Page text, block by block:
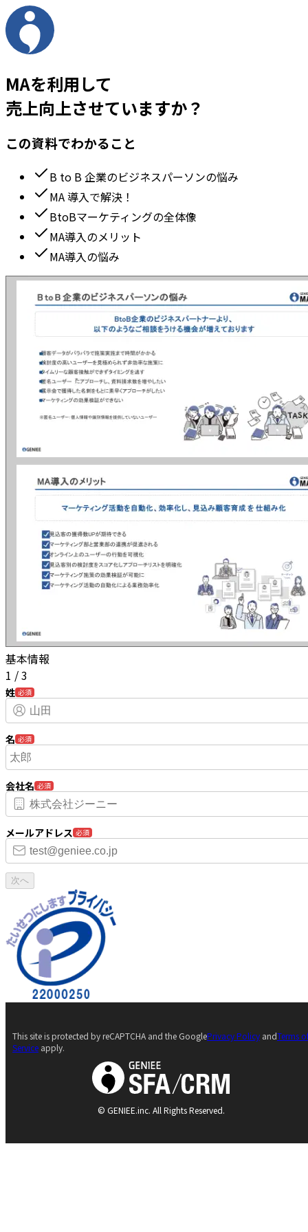
MAを利用して
売上向上させていますか？
この資料でわかること
B to B 企業のビジネスパーソンの悩み
MA 導入で解決！
BtoBマーケティングの全体像
MA導入のメリット
MA導入の悩み
基本情報
1 /3
姓 必須
名 必須
会社名 必須
メールアドレス 必須
次へ
© GENIEE.inc. All Rights Reserved.
This site is protected by reCAPTCHA and the GooglePrivacy Policy andTerms
Service apply.